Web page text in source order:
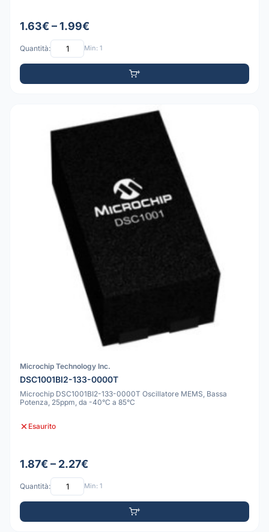
1.63€ – 1.99€
Quantità: Min: 1
Microchip Technology Inc.
DSC1001BI2-133-0000T
Microchip DSC1001BI2-133-0000T Oscillatore MEMS, Bassa
Potenza, 25ppm, da -40°C a 85°C
Esaurito
1.87€ – 2.27€
Quantità: Min: 1